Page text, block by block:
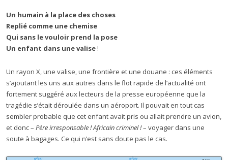
Un humain à la place des choses
Replié comme une chemise
Qui sans le vouloir prend la pose
Un enfant dans une valise!
Un rayon X, une valise, une frontière et une douane : ces éléments
s’ajoutant les uns aux autres dans le flot rapide de l’actualité ont
fortement suggéré aux lecteurs de la presse européenne que la
tragédie s’était déroulée dans un aéroport. Il pouvait en tout cas
sembler probable que cet enfant avait pris ou allait prendre un avion,
et donc – Père irresponsable ! Africain criminel !– voyager dans une
soute à bagages. Ce qui n’est sans doute pas le cas.